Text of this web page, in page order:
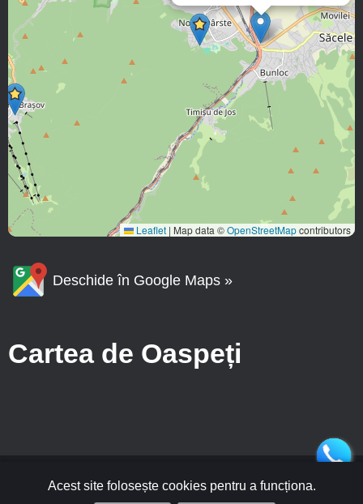
Leaflet | Map data ©OpenStreetMapcontributors
Deschide în Google Maps »
Cartea de Oaspeți
Acest site folosește cookies pentru a funcționa.